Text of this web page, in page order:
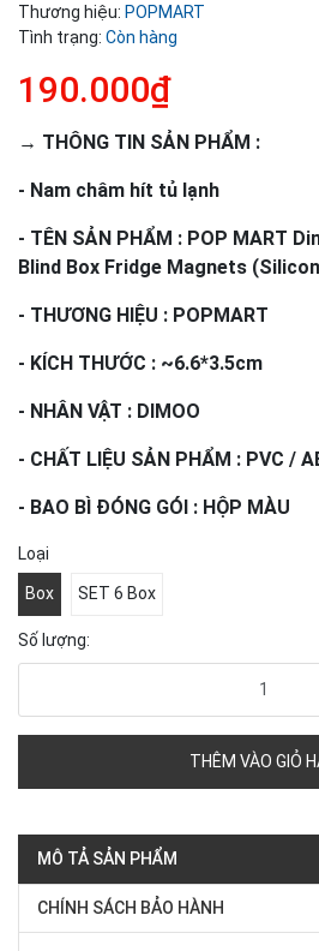
Thương hiệu: POPMART
Tình trạng: Còn hàng
190.000₫
→ THÔNG TIN SẢN PHẨM :
- Nam châm hít tủ lạnh
- TÊN SẢN PHẨM : POP MART
Blind Box Fridge Magnets
- THƯƠNG HIỆU : POPMART
- KÍCH THƯỚC : ~6.6*3.5cm
- NHÂN VẬT : DIMOO
- CHẤT LIỆU SẢN PHẨM : PVC /
- BAO BÌ ĐÓNG GÓI : HỘP MÀU
Loại
Box SET 6 Box
Số lượng:
THÊM VÀO GIỎ
MÔ TẢ SẢN PHẨM
CHÍNH SÁCH BẢO HÀNH